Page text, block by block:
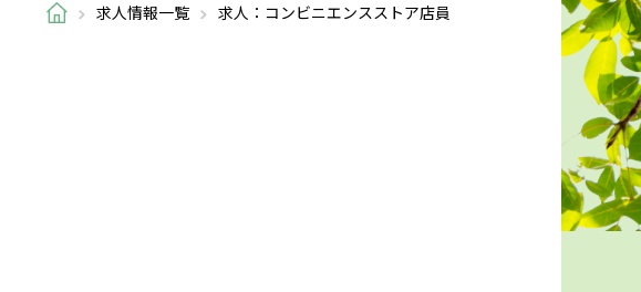
求人情報一覧 求人：コンビニエンスストア店員